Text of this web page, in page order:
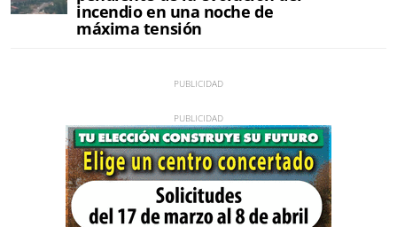
incendio en una noche de
máxima tensión